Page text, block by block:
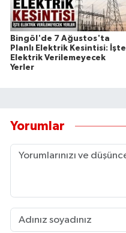
Bingöl'de 7 Ağustos'ta
Planlı Elektrik Kesintisi: İşte
Elektrik Verilemeyecek
Yerler
Yorumlar